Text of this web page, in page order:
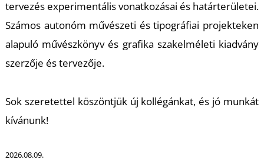
tervezés experimentális vonatkozásai és határterületei.
Számos autonóm művészeti és tipográfiai projekteken
alapuló művészkönyv és grafika szakelméleti kiadvány
szerzője és tervezője.
Sok szeretettel köszöntjük új kollégánkat, és jó munkát
kívánunk!
2026.08.09.